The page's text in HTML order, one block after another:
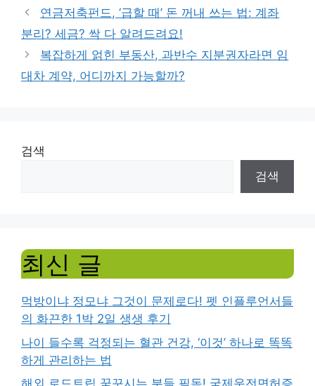
연금저축펀드, ‘급할 때’ 돈 꺼내 쓰는 법: 계좌
분리? 세금? 싹 다 알려드려요!
복잡하게 얽힌 부동산, 과반수 지분권자라면 임
대차 계약, 어디까지 가능할까?
검색
검색
최신 글
먹방이냐 정모냐 그것이 문제로다! 펫 인플루언서들
의 화끈한 1박 2일 생생 후기
나이 들수록 걱정되는 혈관 건강, ‘이것’ 하나로 똑똑
하게 관리하는 법